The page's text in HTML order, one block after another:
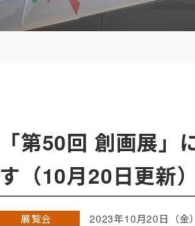
「第50回 創画展
す（10月20日更新）
展覧会 2023年10月20日（金）